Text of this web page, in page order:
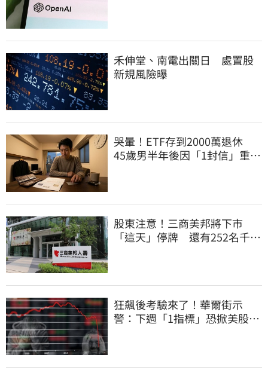
禾伸堂、南電出關日 處置股
新規風險曝
哭暈！ETF存到2000萬退休
45歲男半年後因「1封信」重回
股東注意！三商美邦將下市
「這天」停牌 還有252名千張
狂飆後考驗來了！華爾街示
警：下週「1指標」恐掀美股暴